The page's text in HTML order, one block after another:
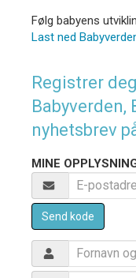
Følg babyens
Last ned
Registrer
Babyverden,
nyhetsbrev
MINE
Send kode